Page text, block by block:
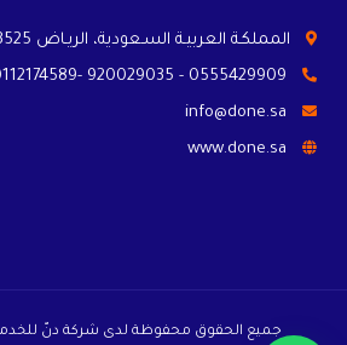
المملكـة العربيـة السـعودية، الريـاض 13525 - 7639
0555429909 - 920029035 -0112174589
info@done.sa
www.done.sa
جميع الحقوق محفوظة لدى شركة دنّ للخدمات